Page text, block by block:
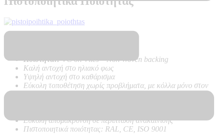
Ποιότητα:PVC on Vlies – Non Woven backing
Καλή αντοχή στο ηλιακό φως
Υψηλή αντοχή στο καθάρισμα
Εύκολη τοποθέτηση χωρίς προβλήματα, με κόλλα μόνο στον
Εύκολη απομάκρυνση σε περίπτωση ανακαίνισης
Πιστοποιητικά ποιότητας: RAL, CE, ISO 9001